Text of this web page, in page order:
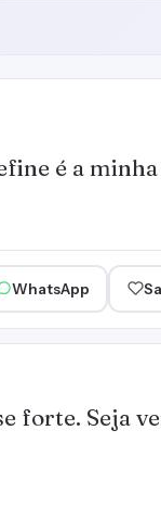
é a
WhatsApp
forte. Seja